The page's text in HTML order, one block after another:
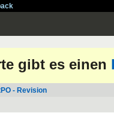
gibt es einen
- Revision